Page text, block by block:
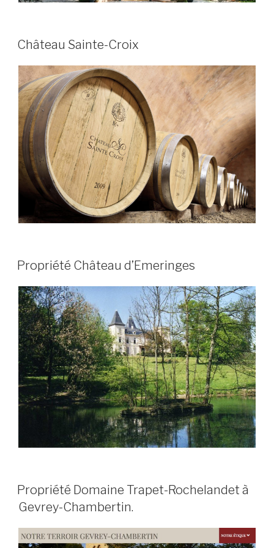
PUBLIÉ
LE
Château Sainte-Croix
PUBLIÉ
LE
Propriété Château d’Emeringes
PUBLIÉ
LE
Propriété Domaine Trapet-Rochelandet à
Gevrey-Chambertin.